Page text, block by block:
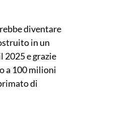
diventare
in un
2025 e grazie
a 100 milioni
di